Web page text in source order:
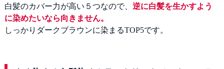
白髪のカバー力が高い５つなので、 逆に白髪を生かすよう
に染めたいなら向きません。
しっかりダークブラウンに染まるTOP5です。